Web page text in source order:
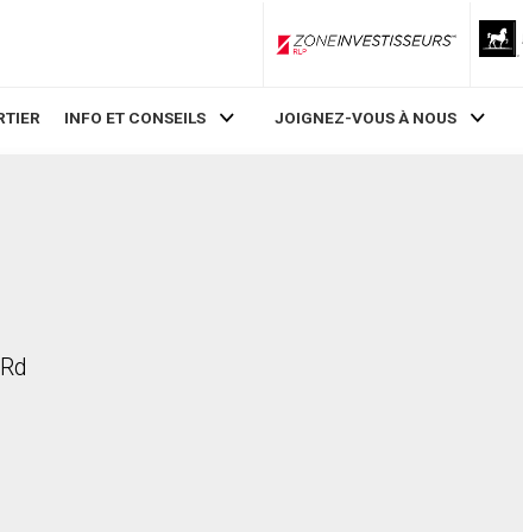
ZoneInvestisseurs RLP
INFO ET CONSEILS JOIGNEZ-VOUS À NOUS